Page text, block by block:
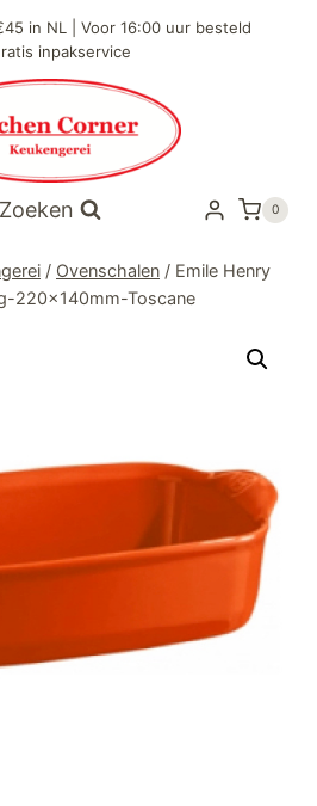
in NL | Voor 16:00 uur besteld
inpakservice
Zoeken 0
/ Ovenschalen / Emile Henry
220x140mm-Toscane